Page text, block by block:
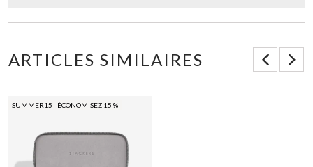
ARTICLES SIMILAIRES
SUMMER15 - ÉCONOMISEZ 15 %